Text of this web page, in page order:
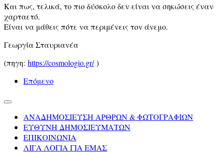
Και πως, τελικά, το πιο δύσκολο δεν είναι να σηκώσεις έναν
χαρταετό.
Είναι να μάθεις πότε να περιμένεις τον άνεμο.
Γεωργία Σταυριανέα
(πηγη: https://cosmologio.gr/)
Επόμενο
ΑΝΑΔΗΜΟΣΙΕΥΣΗ ΑΡΘΡΩΝ & ΦΩΤΟΓΡΑΦΙΩΝ
ΕΥΘΥΝΗ ΔΗΜΟΣΙΕΥΜΑΤΩΝ
ΕΠΙΚΟΙΝΩΝΙΑ
ΛΙΓΑ ΛΟΓΙΑ ΓΙΑ ΕΜΑΣ